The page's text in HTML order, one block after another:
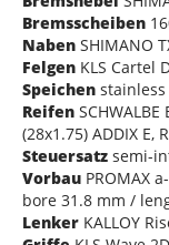
Bremsscheiben
Naben SHIMANO
Felgen KLS Cartel
Speichen
Reifen
(28x1.75) ADDIX E,
Steuersatz semi-
Vorbau PROMAX
bore 31.8 mm /
Lenker KALLOY